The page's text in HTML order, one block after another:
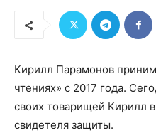
Кирилл Парамонов
чтениях» с 2017 года.
своих товарищей Кирилл
свидетеля защиты.